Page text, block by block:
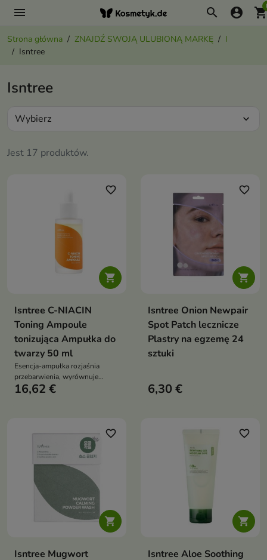
menu search account_circle
Strona główna ZNAJDŹ SWOJĄ ULUBIONĄ MARKĘ
I
Isntree
Isntree
Jest 17 produktów.
Wybierz expand_more

favorite_border
Isntree C-NIACIN
Toning Ampoule
tonizująca Ampułka do
twarzy 50 ml
Esencja-ampułka rozjaśnia
przebarwienia, wyrównuje
koloryt, nawilża (HA, beta-
16,62 €

favorite_border
Isntree Onion Newpair
Spot Patch lecznicze
Plastry na egzemę 24
sztuki
6,30 €

favorite_border
Isntree Mugwort

favorite_border
Isntree Aloe Soothing